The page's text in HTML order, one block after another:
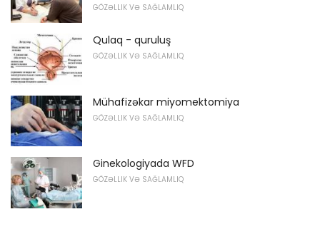
GÖZƏLLIK VƏ SAĞLAMLIQ
Qulaq - quruluş
GÖZƏLLIK VƏ SAĞLAMLIQ
Mühafizəkar miyomektomiya
GÖZƏLLIK VƏ SAĞLAMLIQ
Ginekologiyada WFD
GÖZƏLLIK VƏ SAĞLAMLIQ